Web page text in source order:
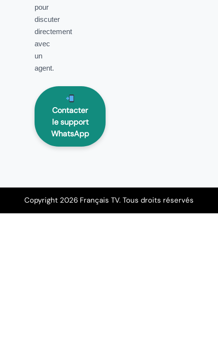
pour
discuter
directement
avec
un
agent.
Contacter
le support
WhatsApp
Copyright 2026 Français TV. Tous droits réservés